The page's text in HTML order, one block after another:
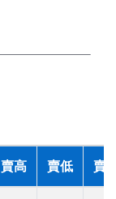
賣高 賣低 賣